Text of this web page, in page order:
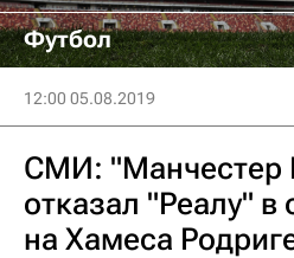
Футбол
12:00 05.08.2019
СМИ: "Манчестер
отказал "Реалу"
на Хамеса